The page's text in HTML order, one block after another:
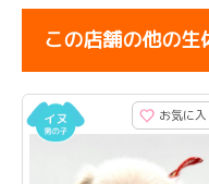
この店舗の他の生
お気に入